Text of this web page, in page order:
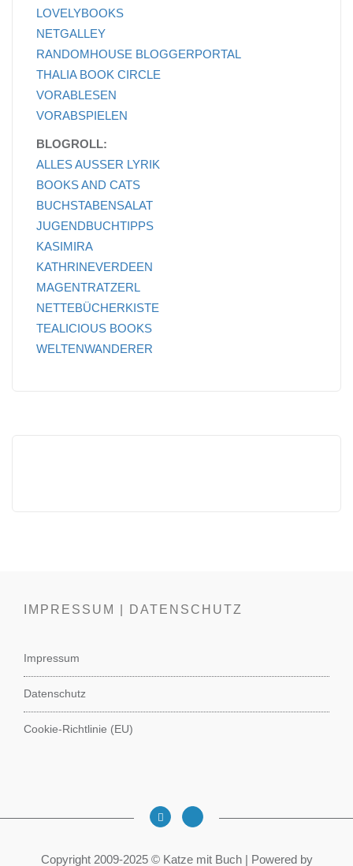
LOVELYBOOKS
NETGALLEY
RANDOMHOUSE BLOGGERPORTAL
THALIA BOOK CIRCLE
VORABLESEN
VORABSPIELEN
BLOGROLL:
ALLES AUSSER LYRIK
BOOKS AND CATS
BUCHSTABENSALAT
JUGENDBUCHTIPPS
KASIMIRA
KATHRINEVERDEEN
MAGENTRATZERL
NETTEBÜCHERKISTE
TEALICIOUS BOOKS
WELTENWANDERER
IMPRESSUM | DATENSCHUTZ
Impressum
Datenschutz
Cookie-Richtlinie (EU)
Copyright 2009-2025 © Katze mit Buch | Powered by